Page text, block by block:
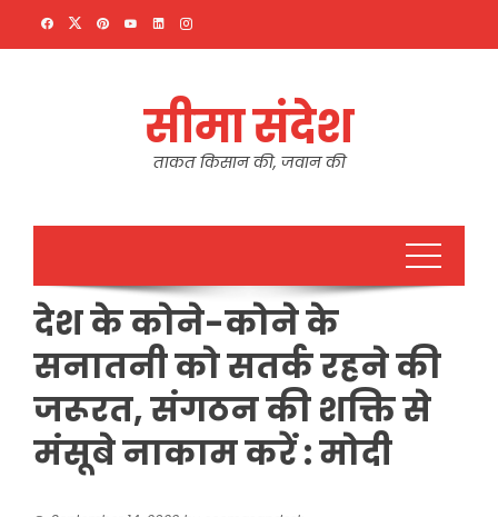
सीमा संदेश
ताकत किसान की, जवान की
देश के कोने-कोने के
सनातनी को सतर्क रहने की
जरूरत, संगठन की शक्ति से
मंसूबे नाकाम करें : मोदी